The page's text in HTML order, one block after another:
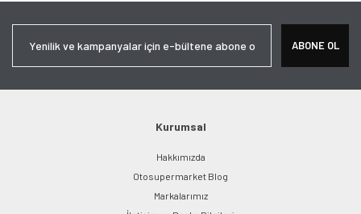
Ürün açıklamasında eksik bilgiler bulunuyor.
Bu ürüne benzer farklı alternatifler olmalı.
ABONE OL
Kurumsal
Hakkımızda
Otosupermarket Blog
Markalarımız